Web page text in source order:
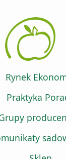
Rynek
Praktyka